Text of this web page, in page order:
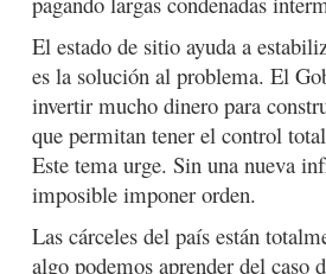
El estado de sitio ayuda a
es la solución al problema. El
invertir mucho dinero para
que permitan tener el control
Este tema urge. Sin una nueva
imposible imponer orden.
Las cárceles del país están
algo podemos aprender del caso